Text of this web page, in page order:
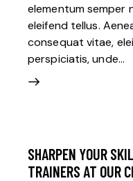
elementum semper
eleifend tellus.
consequat vitae,
perspiciatis, unde…
SHARPEN YOUR
TRAINERS AT OUR